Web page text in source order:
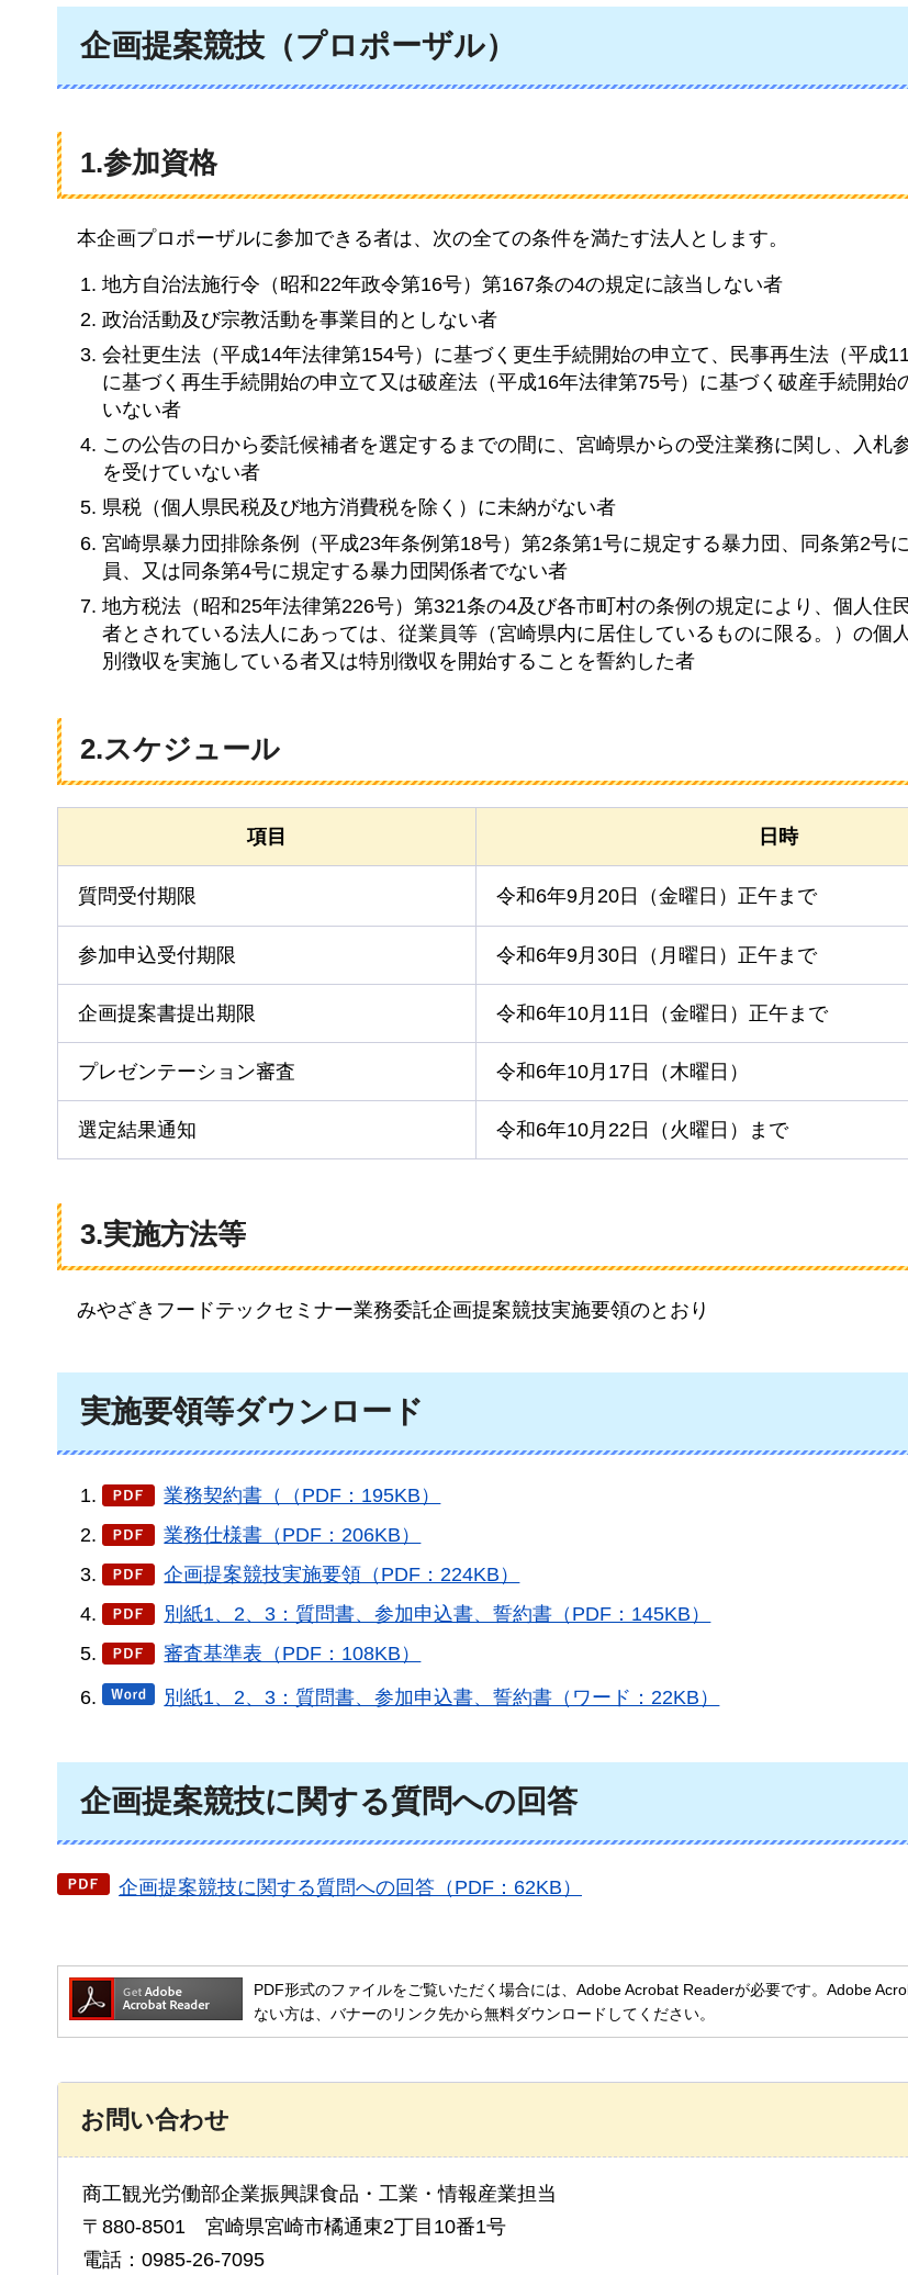
企画提案競技（プロポーザル）
1.参加資格
本企画プロポーザルに参加できる者は、次の全ての条件を満たす法人とします。
地方自治法施行令（昭和22年政令第16号）第167条の4の規定に該当しない者
政治活動及び宗教活動を事業目的としない者
会社更生法（平成14年法律第154号）に基づく更生手続開始の申立て、民事再生法（平成
に基づく再生手続開始の申立て又は破産法（平成16年法律第75号）に基づく破産手続開始
いない者
この公告の日から委託候補者を選定するまでの間に、宮崎県からの受注業務に関し、入札
を受けていない者
県税（個人県民税及び地方消費税を除く）に未納がない者
宮崎県暴力団排除条例（平成23年条例第18号）第2条第1号に規定する暴力団、同条第2号
員、又は同条第4号に規定する暴力団関係者でない者
地方税法（昭和25年法律第226号）第321条の4及び各市町村の条例の規定により、個人住
者とされている法人にあっては、従業員等（宮崎県内に居住しているものに限る。）の個
別徴収を実施している者又は特別徴収を開始することを誓約した者
2.スケジュール
項目 日時
質問受付期限 令和6年9月20日（金曜日）正午まで
参加申込受付期限 令和6年9月30日（月曜日）正午まで
企画提案書提出期限 令和6年10月11日（金曜日）正午まで
プレゼンテーション審査 令和6年10月17日（木曜日）
選定結果通知 令和6年10月22日（火曜日）まで
3.実施方法等
みやざきフードテックセミナー業務委託企画提案競技実施要領のとおり
実施要領等ダウンロード
業務契約書（（PDF：195KB）
業務仕様書（PDF：206KB）
企画提案競技実施要領（PDF：224KB）
別紙1、2、3：質問書、参加申込書、誓約書（PDF：145KB）
審査基準表（PDF：108KB）
別紙1、2、3：質問書、参加申込書、誓約書（ワード：22KB）
企画提案競技に関する質問への回答
企画提案競技に関する質問への回答（PDF：62KB）
PDF形式のファイルをご覧いただく場合には、Adobe Acrobat Readerが必要です。Adobe
ない方は、バナーのリンク先から無料ダウンロードしてください。
お問い合わせ
商工観光労働部企業振興課食品・工業・情報産業担当
〒880-8501 宮崎県宮崎市橘通東2丁目10番1号
電話：0985-26-7095